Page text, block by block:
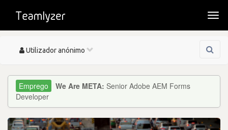
Toggle
Utilizador anónimo
We Are META: Senior Adobe AEM Forms
Developer